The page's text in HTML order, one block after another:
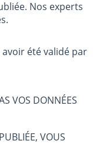
Nos experts
été validé par
VOS DONNÉES
VOUS